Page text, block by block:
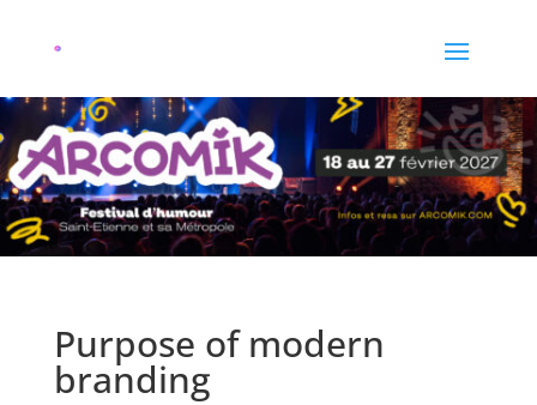
Purpose of modern
branding